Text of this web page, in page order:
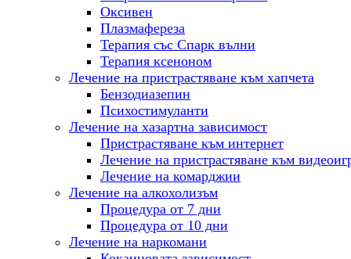
Оксивен
Плазмафереза
Терапия със Спарк вълни
Терапия ксеноном
Лечение на пристрастяване към хапчета
Бензодиазепин
Психостимуланти
Лечение на хазартна зависимост
Пристрастяване към интернет
Лечение на пристрастяване към
Лечение на комарджии
Лечение на алкохолизъм
Процедура от 7 дни
Процедура от 10 дни
Лечение на наркомани